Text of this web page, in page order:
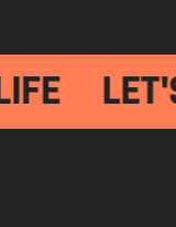
LET'S